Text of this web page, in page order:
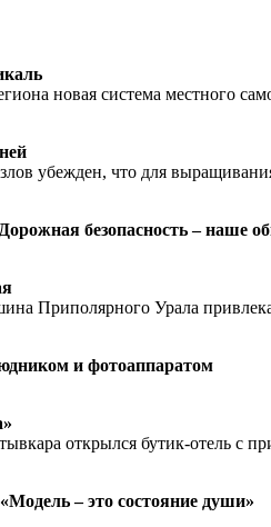
новая система местного
убежден, что для
безопасность – наше
Приполярного Урала
и фотоаппаратом
открылся бутик-отель с
– это состояние души»